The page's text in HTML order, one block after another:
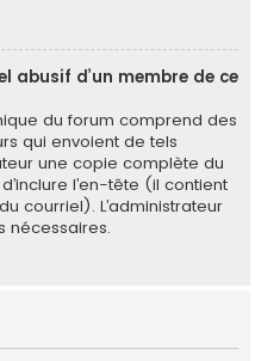
abusif d’un membre de ce
du forum comprend des
qui envoient de tels
une copie complète du
l’en-tête (il contient
courriel). L’administrateur
nécessaires.